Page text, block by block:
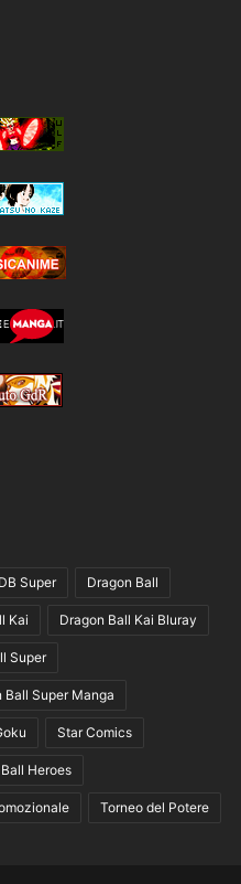
DB Super Dragon Ball
Kai Dragon Ball Kai Bluray
Super
Ball Super Manga
Star Comics
Heroes
Torneo del Potere